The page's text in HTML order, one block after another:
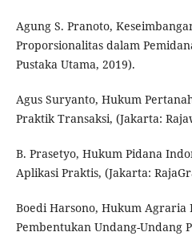
Agung S. Pranoto,
Proporsionalitas dalam
Pustaka Utama, 2019).
Agus Suryanto, Hukum
Praktik Transaksi, (Jakarta:
B. Prasetyo, Hukum Pidana
Aplikasi Praktis, (Jakarta:
Boedi Harsono, Hukum Agraria
Pembentukan Undang-Undang